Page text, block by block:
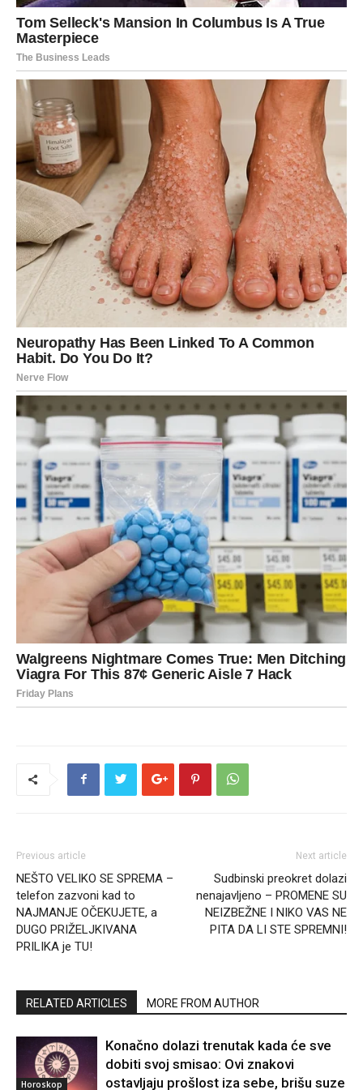
Previous article
NEŠTO VELIKO SE SPREMA –
telefon zazvoni kad to
NAJMANJE OČEKUJETE, a
DUGO PRIŽELJKIVANA
PRILIKA je TU!
Next article
Sudbinski preokret dolazi
nenajavljeno – PROMENE SU
NEIZBEŽNE I NIKO VAS NE
PITA DA LI STE SPREMNI!
RELATED ARTICLES MORE FROM AUTHOR
Horoskop
Konačno dolazi trenutak kada će sve
dobiti svoj smisao: Ovi znakovi
ostavljaju prošlost iza sebe, brišu suze